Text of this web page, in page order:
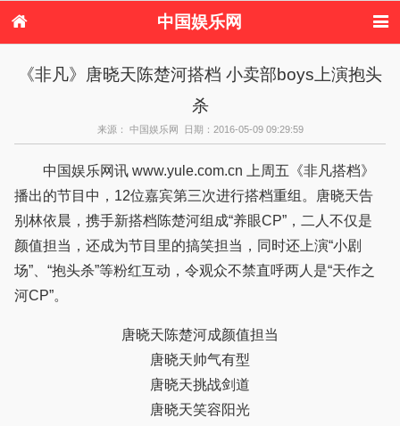
中国娱乐网
电视剧
演唱会 综艺节目
偶像活动
《非凡》唐晓天陈楚河搭档 小卖部boys上演抱头
杀
来源： 中国娱乐网 日期：2016-05-09 09:29:59
中国娱乐网讯 www.yule.com.cn 上周五《非凡搭档》
播出的节目中，12位嘉宾第三次进行搭档重组。唐晓天告
别林依晨，携手新搭档陈楚河组成“养眼CP”，二人不仅是
颜值担当，还成为节目里的搞笑担当，同时还上演“小剧
场”、“抱头杀”等粉红互动，令观众不禁直呼两人是“天作之
河CP”。
唐晓天陈楚河成颜值担当
唐晓天帅气有型
唐晓天挑战剑道
唐晓天笑容阳光